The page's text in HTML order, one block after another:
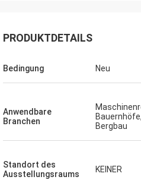
PRODUKTDETAILS
Bedingung Neu
Anwendbare
Branchen
Bergbau
Standort des
Ausstellungsraums
KEINER